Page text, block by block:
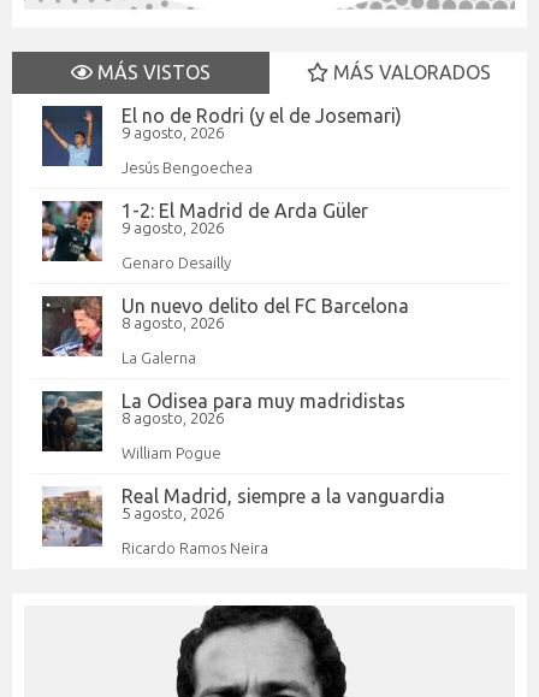
MÁS VISTOS
MÁS VALORADOS
El no de Rodri (y el de Josemari)
9 agosto, 2026
Jesús Bengoechea
1-2: El Madrid de Arda Güler
9 agosto, 2026
Genaro Desailly
Un nuevo delito del FC Barcelona
8 agosto, 2026
La Galerna
La Odisea para muy madridistas
8 agosto, 2026
William Pogue
Real Madrid, siempre a la vanguardia
5 agosto, 2026
Ricardo Ramos Neira